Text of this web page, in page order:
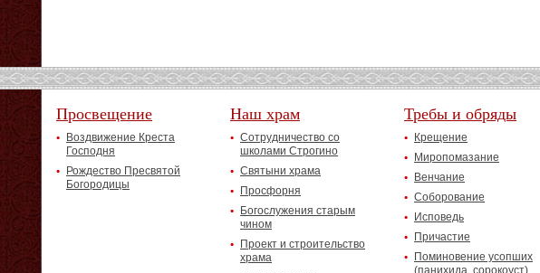
Просвещение
Воздвижение Креста
Господня
Рождество Пресвятой
Богородицы
Наш храм
Сотрудничество со
школами Строгино
Святыни храма
Просфорня
Богослужения старым
чином
Проект и строительство
храма
Требы и обряды
Крещение
Миропомазание
Венчание
Соборование
Исповедь
Причастие
Поминовение усопших
(панихида, сорокоуст)